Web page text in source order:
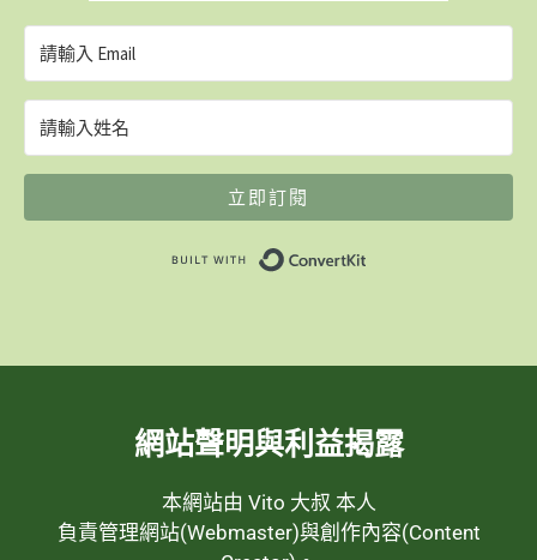
立即訂閱
網站聲明與利益揭露
本網站由 Vito 大叔 本人
負責管理網站(Webmaster)與創作內容(Content